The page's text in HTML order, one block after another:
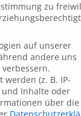
zu
auf unserer
andere uns
(z. B. IP-
und Inhalte oder
über die